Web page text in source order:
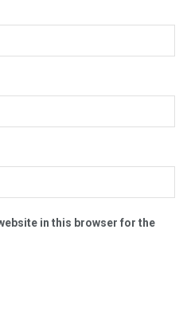
in this browser for the